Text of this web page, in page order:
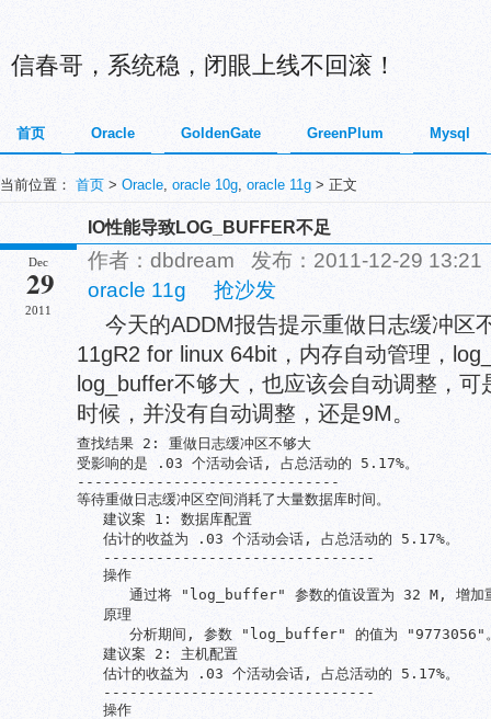
信春哥，系统稳，闭眼上线不回滚！
首页 Oracle GoldenGate GreenPlum Mysql
当前位置： 首页 > Oracle, oracle 10g, oracle 11g > 正文
IO性能导致LOG_BUFFER不足
Dec
29
2011
作者：dbdream 发布：2011-12-29
oracle 11g
抢沙发
今天的ADDM报告提示重做日志缓冲区
11gR2 for linux 64bit，内存自动管理，
log_buffer不够大，也应该会自动调整，
时候，并没有自动调整，还是9M。
查找结果 2: 重做日志缓冲区不够大
受影响的是 .03 个活动会话, 占总活动的 5.17%。
------------------------------
等待重做日志缓冲区空间消耗了大量数据库时间。
   建议案 1: 数据库配置
   估计的收益为 .03 个活动会话, 占总活动的 5.17%。
   -------------------------------
   操作
通过将 "log_buffer" 参数的值设置为 32 M, 增加
   原理
分析期间, 参数 "log_buffer" 的值为 "9773056"
   建议案 2: 主机配置
   估计的收益为 .03 个活动会话, 占总活动的 5.17%。
   -------------------------------
   操作